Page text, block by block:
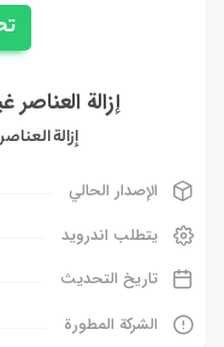
إزالة
إزالة
الإصدار الحالي
يتطلب اندرويد
تاريخ التحديث
الشركة المطورة